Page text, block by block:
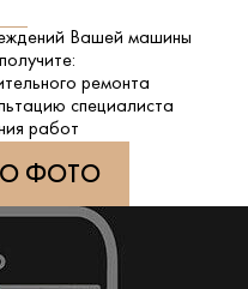
Вашей машины
получите:
ремонта
специалиста
работ
ФОТО